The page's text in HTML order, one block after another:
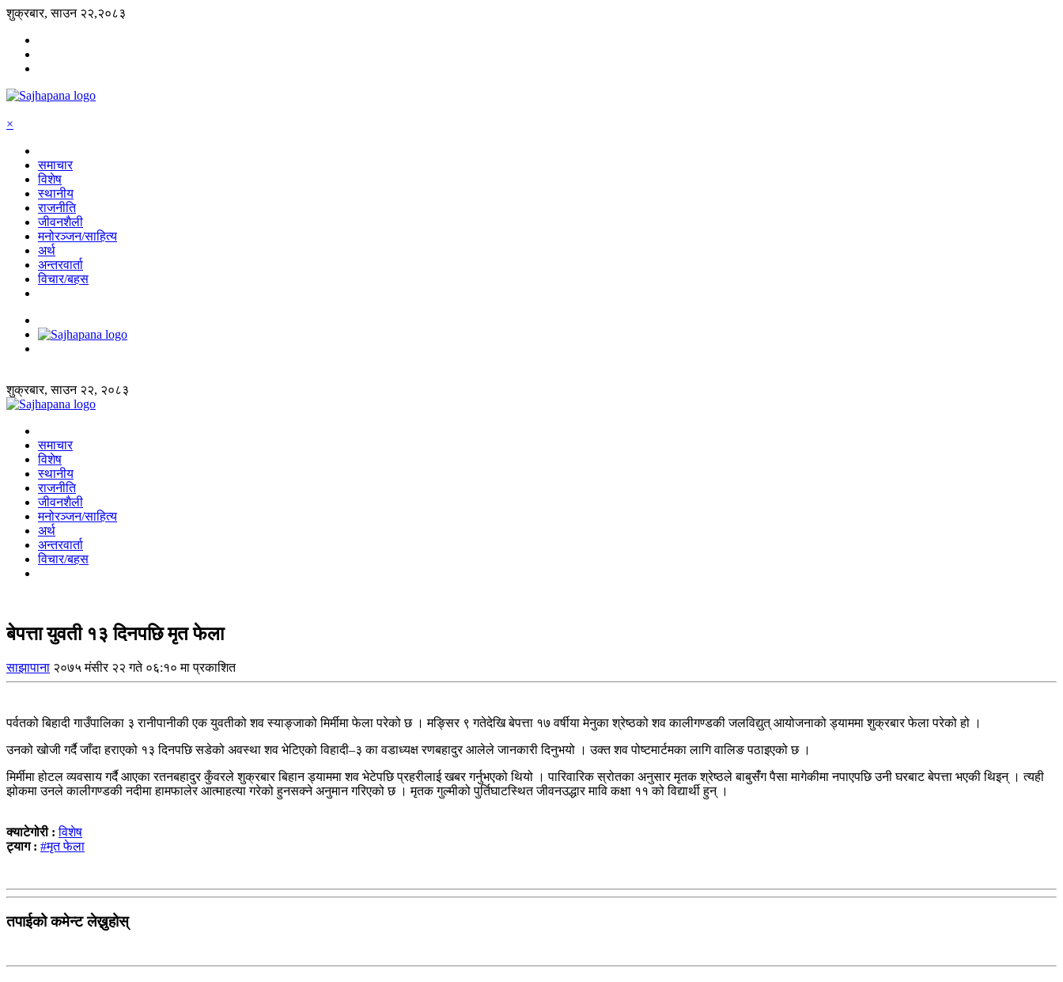
शुक्रबार, साउन २२,२०८३
×
समाचार
विशेष
स्थानीय
राजनीति
जीवनशैली
मनोरञ्जन/साहित्य
अर्थ
अन्तरवार्ता
विचार/बहस
शुक्रबार, साउन २२, २०८३
समाचार
विशेष
स्थानीय
राजनीति
जीवनशैली
मनोरञ्जन/साहित्य
अर्थ
अन्तरवार्ता
विचार/बहस
बेपत्ता युवती १३ दिनपछि मृत फेला
साझापाना २०७५ मंसीर २२ गते ०६:१० मा प्रकाशित
पर्वतको बिहादी गाउँपालिका ३ रानीपानीकी एक युवतीको शव स्याङ्जाको मिर्मीमा फेला परेको छ । मङ्सिर ९ गतेदेखि बेपत्ता १७ वर्षीया मेनुका श्रेष्ठको शव कालीगण्डकी जलविद्युत् आयोजनाको ड्याममा शुक्रबार फेला परेको हो ।
उनको खोजी गर्दै जाँदा हराएको १३ दिनपछि सडेको अवस्था शव भेटिएको विहादी–३ का वडाध्यक्ष रणबहादुर आलेले जानकारी दिनुभयो । उक्त शव पोष्टमार्टमका लागि वालिङ पठाइएको छ ।
मिर्मीमा होटल व्यवसाय गर्दै आएका रतनबहादुर कुँवरले शुक्रबार बिहान ड्याममा शव भेटेपछि प्रहरीलाई खबर गर्नुभएको थियो । पारिवारिक स्रोतका अनुसार मृतक श्रेष्ठले बाबुसँंग पैसा मागेकीमा नपाएपछि उनी घरबाट बेपत्ता भएकी थिइन् । त्यही
झोकमा उनले कालीगण्डकी नदीमा हामफालेर आत्माहत्या गरेको हुनसक्ने अनुमान गरिएको छ । मृतक गुल्मीको पुर्तिघाटस्थित जीवनउद्धार मावि कक्षा ११ को विद्यार्थी हुन् ।
क्याटेगोरी :विशेष
ट्याग : #मृत फेला
तपाईको कमेन्ट लेख्नुहोस्